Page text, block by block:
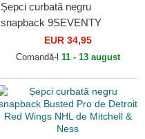
Șepci curbată negru
snapback 9SEVENTY
Stretch Snap Stated de
Pittsburgh Penguins NHL de
EUR 34,95
Comandă-l 11 - 13 august